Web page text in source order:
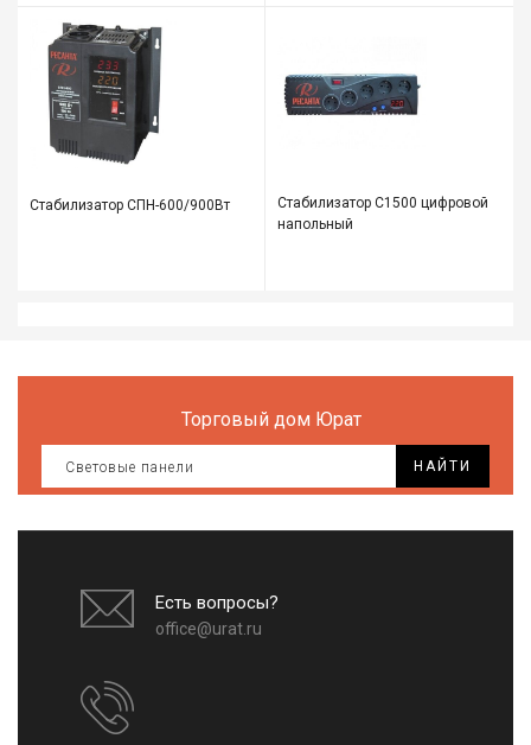
Стабилизатор СПН-600/900Вт
Стабилизатор С1500 цифровой
напольный
Торговый дом Юрат
НАЙТИ
Есть вопросы?
office@urat.ru